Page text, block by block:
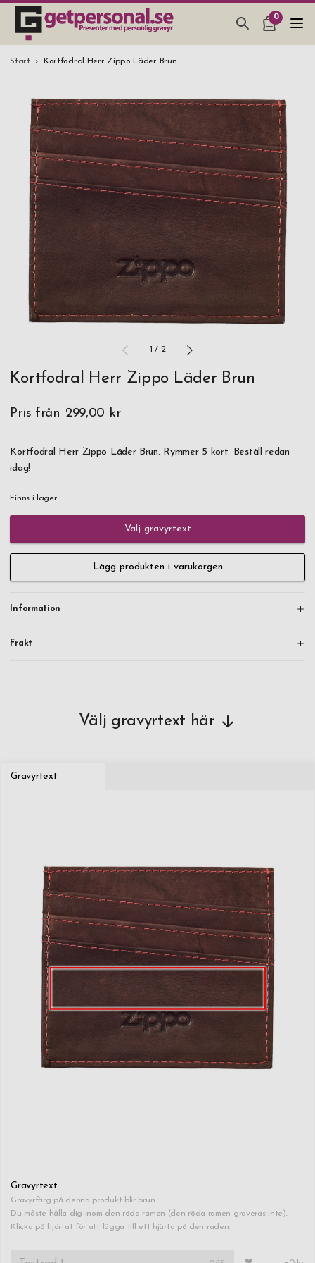
0
PRESENTER & PRYLAR
SMYCKEN & ACCESSOARER
PRESENTTIPS
BRÖLLOPSPRESENT 2026
STUDENTPRESENT 2026
Start Kortfodral Herr Zippo Läder Brun
1 / 2
Kortfodral Herr Zippo Läder Brun
Pris från 299,00 kr
Kortfodral Herr Zippo Läder Brun. Rymmer 5 kort. Beställ redan
idag!
Finns i lager
Välj gravyrtext
Lägg produkten i varukorgen
Information
Frakt
Välj gravyrtext här
Gravyrtext
Gravyrtext
Gravyrfärg på denna produkt blir brun.
Du måste hålla dig inom den röda ramen (den röda ramen graveras inte).
Klicka på hjärtat för att lägga till ett hjärta på den raden.